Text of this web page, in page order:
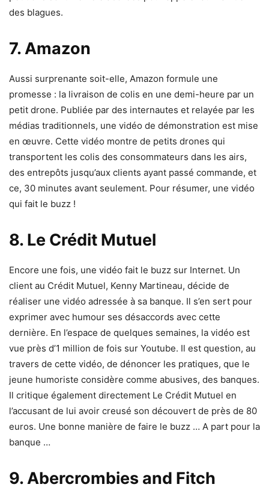
des blagues.
7. Amazon
Aussi surprenante soit-elle, Amazon formule une
promesse : la livraison de colis en une demi-heure par un
petit drone. Publiée par des internautes et relayée par les
médias traditionnels, une vidéo de démonstration est mise
en œuvre. Cette vidéo montre de petits drones qui
transportent les colis des consommateurs dans les airs,
des entrepôts jusqu’aux clients ayant passé commande, et
ce, 30 minutes avant seulement. Pour résumer, une vidéo
qui fait le buzz !
8. Le Crédit Mutuel
Encore une fois, une vidéo fait le buzz sur Internet. Un
client au Crédit Mutuel, Kenny Martineau, décide de
réaliser une vidéo adressée à sa banque. Il s’en sert pour
exprimer avec humour ses désaccords avec cette
dernière. En l’espace de quelques semaines, la vidéo est
vue près d’1 million de fois sur Youtube. Il est question, au
travers de cette vidéo, de dénoncer les pratiques, que le
jeune humoriste considère comme abusives, des banques.
Il critique également directement Le Crédit Mutuel en
l’accusant de lui avoir creusé son découvert de près de 80
euros. Une bonne manière de faire le buzz … A part pour la
banque …
9. Abercrombies and Fitch